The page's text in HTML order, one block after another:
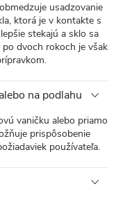
usadzovanie
ktorá je v kontakte s
stekajú a sklo sa
dvoch rokoch je však
na podlahu
vaničku alebo priamo
prispôsobenie
používateľa.